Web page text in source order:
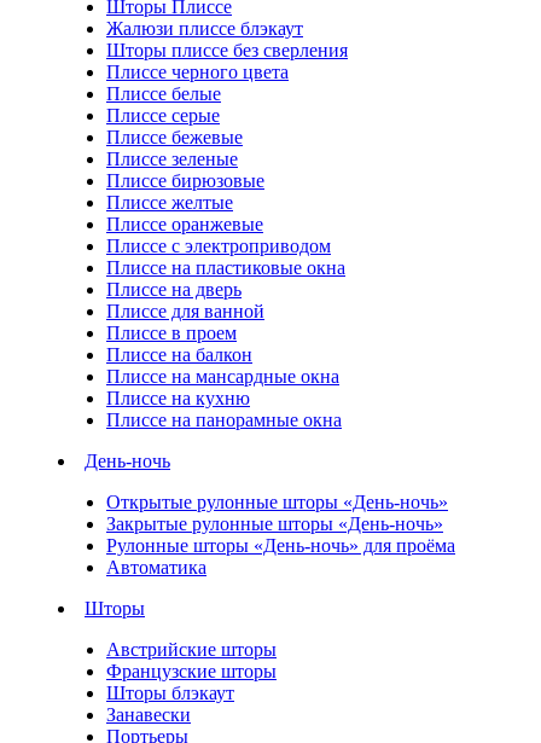
Шторы Плиссе
Жалюзи плиссе блэкаут
Шторы плиссе без сверления
Плиссе черного цвета
Плиссе белые
Плиссе серые
Плиссе бежевые
Плиссе зеленые
Плиссе бирюзовые
Плиссе желтые
Плиссе оранжевые
Плиссе с электроприводом
Плиссе на пластиковые окна
Плиссе на дверь
Плиссе для ванной
Плиссе в проем
Плиссе на балкон
Плиссе на мансардные окна
Плиссе на кухню
Плиссе на панорамные окна
День-ночь
Открытые рулонные шторы «День-ночь»
Закрытые рулонные шторы «День-ночь»
Рулонные шторы «День-ночь» для проёма
Автоматика
Шторы
Австрийские шторы
Французские шторы
Шторы блэкаут
Занавески
Портьеры